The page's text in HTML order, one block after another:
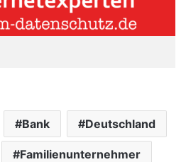
Bank Deutschland
Familienunternehmer